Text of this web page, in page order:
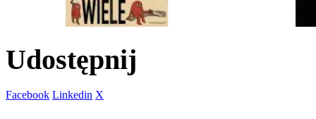
Udostępnij
Facebook Linkedin X